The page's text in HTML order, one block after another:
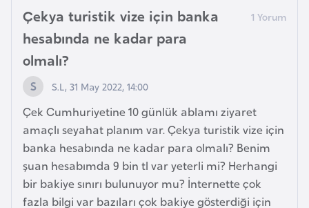
Çekya turistik vize için banka
hesabında ne kadar para
olmalı?
S.L, 31 May 2022, 14:00
Çek Cumhuriyetine 10 günlük ablamı ziyaret
amaçlı seyahat planım var. Çekya turistik vize için
banka hesabında ne kadar para olmalı? Benim
şuan hesabımda 9 bin tl var yeterli mi? Herhangi
bir bakiye sınırı bulunuyor mu? İnternette çok
fazla bilgi var bazıları çok bakiye gösterdiği için
y
a
F
i
l
d
i
ş
i
S